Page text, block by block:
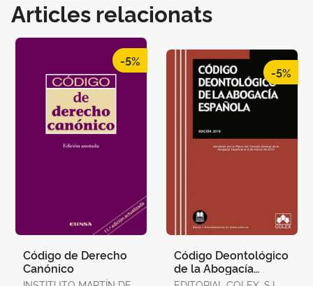
Articles relacionats
-5%
Código de Derecho
Canónico
-5%
Código Deontológico
de la Abogacía
Española